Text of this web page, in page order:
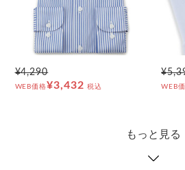
¥4,290
WEB価格¥3,432 税込 WEB
もっと見る